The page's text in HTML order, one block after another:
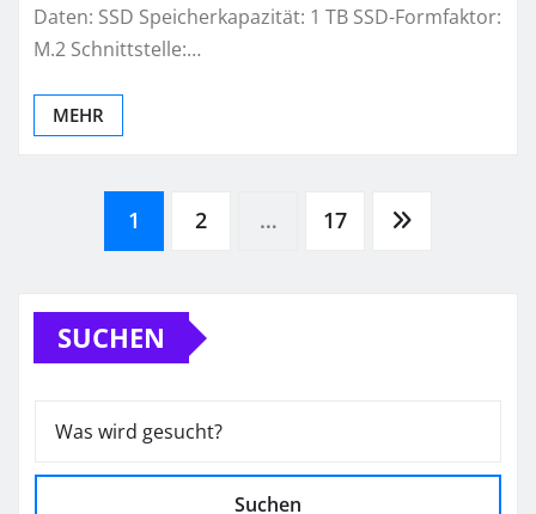
Daten: SSD Speicherkapazität: 1 TB SSD-Formfaktor:
M.2 Schnittstelle:…
MEHR
Seitennummerierung
der
Beiträge
1 2 … 17
SUCHEN
Suchen